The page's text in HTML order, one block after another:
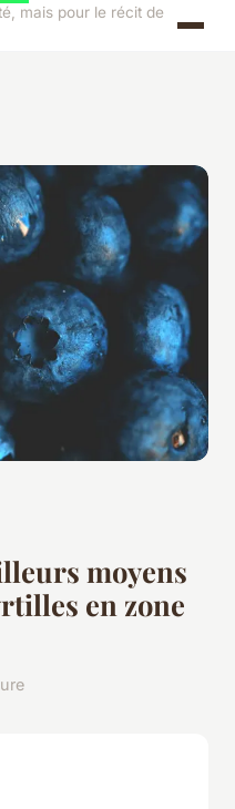
mais pour le récit de
moyens
en zone